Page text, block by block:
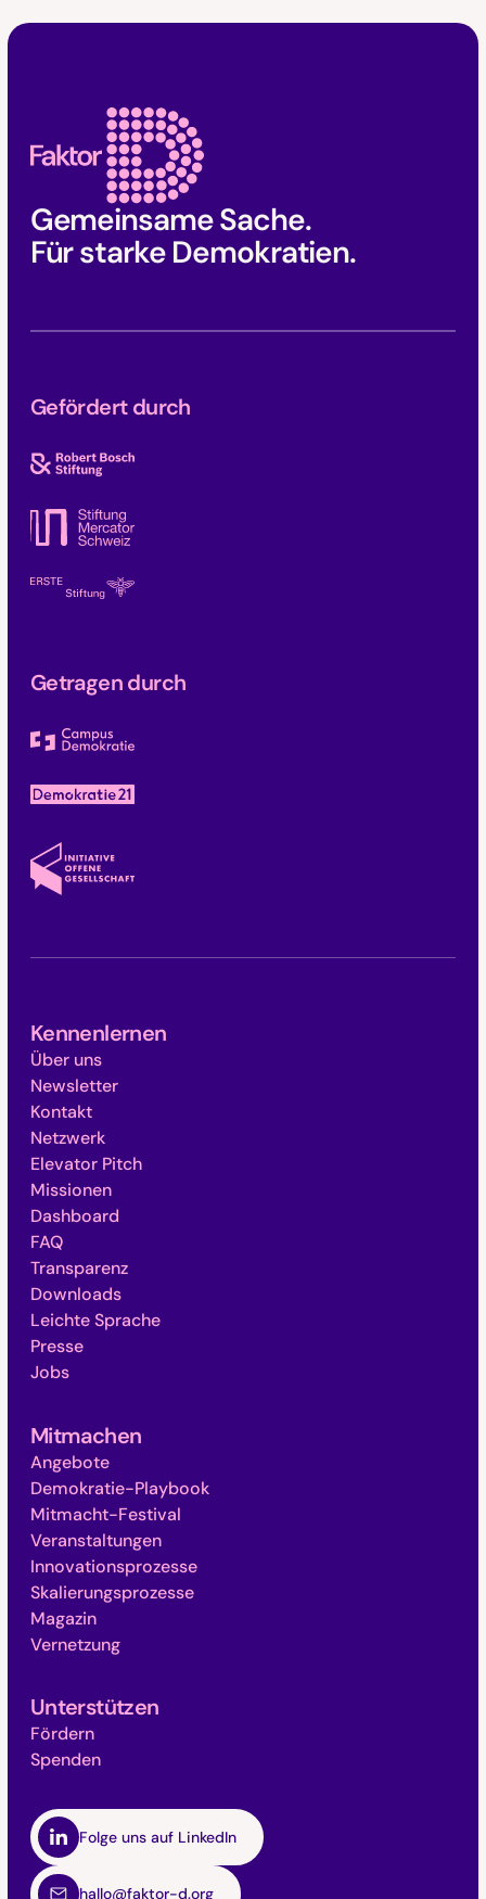
Faktor D Footer
Gemeinsame Sache.
Für starke Demokratien.
Gefördert durch
Getragen durch
Folge uns auf LinkedIn
hallo@faktor-d.org
Kennenlernen
Über uns
Newsletter
Kontakt
Netzwerk
Elevator Pitch
Missionen
Dashboard
FAQ
Transparenz
Downloads
Leichte Sprache
Presse
Jobs
Mitmachen
Angebote
Demokratie-Playbook
Mitmacht-Festival
Veranstaltungen
Innovationsprozesse
Skalierungsprozesse
Magazin
Vernetzung
Unterstützen
Fördern
Spenden